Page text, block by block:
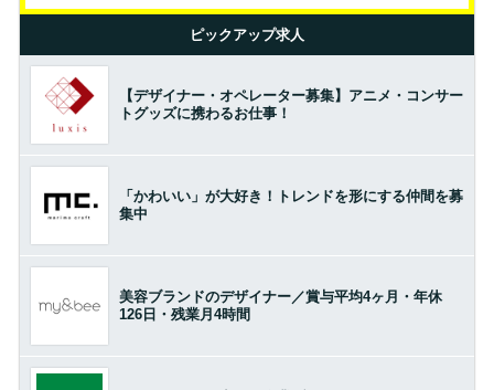
ピックアップ求人
【デザイナー・オペレーター募集】アニメ・コンサー
トグッズに携わるお仕事！
「かわいい」が大好き！トレンドを形にする仲間を募
集中
美容ブランドのデザイナー／賞与平均4ヶ月・年休
126日・残業月4時間